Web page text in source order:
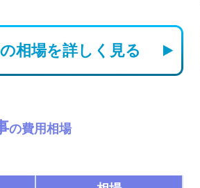
相場を詳しく見る
の費用相場